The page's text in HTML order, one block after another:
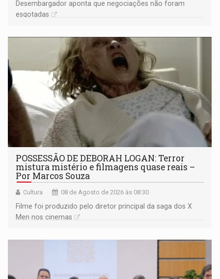
Desembargador aponta que negociações não foram
esgotadas
POSSESSÃO DE DEBORAH LOGAN: Terror
mistura mistério e filmagens quase reais –
Por Marcos Souza
Cultura 08 de Agosto de 2026 às 08:30
Filme foi produzido pelo diretor principal da saga dos X
Men nos cinemas